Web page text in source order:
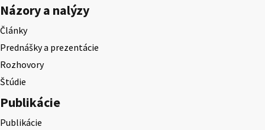
Názory a nalýzy
Články
Prednášky a prezentácie
Rozhovory
Štúdie
Publikácie
Publikácie